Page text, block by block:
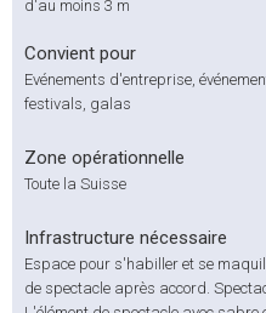
d'au moins 3 m
Convient pour
Evénements d'entreprise,
festivals, galas
Zone opérationnelle
Toute la Suisse
Infrastructure nécessaire
Espace pour s'habiller et se
de spectacle après accord.